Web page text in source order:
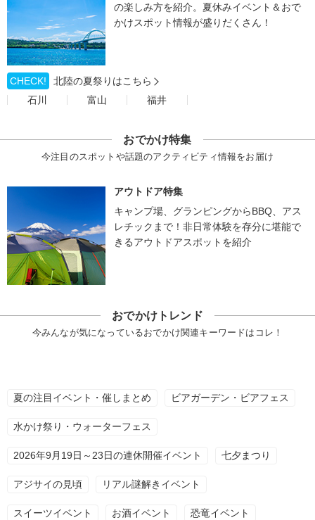
の楽しみ方を紹介。夏休みイベント＆おで
かけスポット情報が盛りだくさん！
CHECK!
北陸の夏祭りはこちら
石川
富山 福井
おでかけ特集
今注目のスポットや話題のアクティビティ情報をお届け
アウトドア特集
キャンプ場、グランピングからBBQ、アス
レチックまで！非日常体験を存分に堪能で
きるアウトドアスポットを紹介
おでかけトレンド
今みんなが気になっているおでかけ関連キーワードはコレ！
夏の注目イベント・催しまとめ ビアガーデン・ビアフェス
水かけ祭り・ウォーターフェス
2026年9月19日～23日の連休開催イベント 七夕まつり
アジサイの見頃 リアル謎解きイベント
スイーツイベント お酒イベント 恐竜イベント